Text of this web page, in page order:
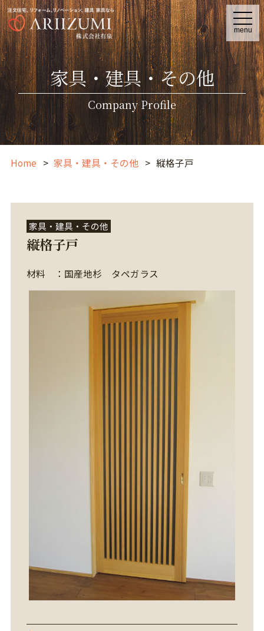
t
o
g
g
l
n
v
i
menu
家具・建具・その他
Company Profile
Home 家具・建具・その他 縦格子戸
家具・建具・その他
縦格子戸
材料 ：国産地杉 タペガラス